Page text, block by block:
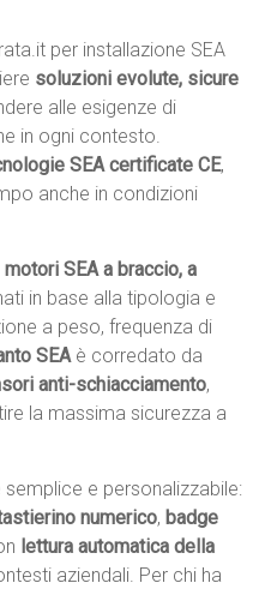
per installazione SEA
soluzioni evolute, sicure
alle esigenze di
in ogni contesto.
SEA certificate CE,
anche in condizioni
motori SEA a braccio, a
in base alla tipologia e
a peso, frequenza di
SEAè corredato da
anti-schiacciamento,
la massima sicurezza a
e personalizzabile:
numerico, badge
lettura automatica della
aziendali. Per chi ha